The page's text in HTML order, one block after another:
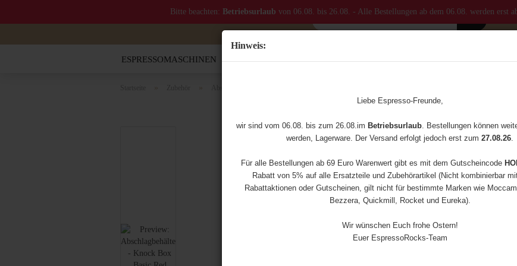
Hinweis:
Liebe Espresso-Freunde,
wir sind vom 06.08. bis zum 26.08.im Betriebsurlaub. Bestellungen können
werden, Lagerware. Der Versand erfolgt jedoch erst zum 27.08.26.
Für alle Bestellungen ab 69 Euro Warenwert gibt es mit dem Gutscheincode
Rabatt von 5% auf alle Ersatzteile und Zubehörartikel (Nicht kombinierbar
Rabattaktionen oder Gutscheinen, gilt nicht für bestimmte Marken wie
Bezzera, Quickmill, Rocket und Eureka).
Wir wünschen Euch frohe Ostern!
Euer EspressoRocks-Team
Bitte beachten: Betriebsurlaub von 06.08. bis 26.08. - Alle Bestellungen ab dem 06.08. werden erst
ESPRESSOMASCHINEN MOCCAMASTER KAFFEEMÜHLEN ZUBEHÖR
» »